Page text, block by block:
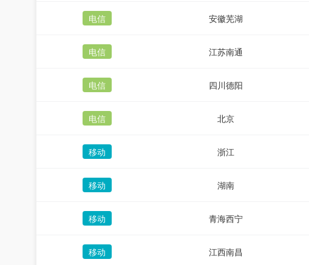
电信 安徽芜湖
电信 江苏南通
电信 四川德阳
电信 北京
移动 浙江
移动 湖南
移动 青海西宁
移动 江西南昌